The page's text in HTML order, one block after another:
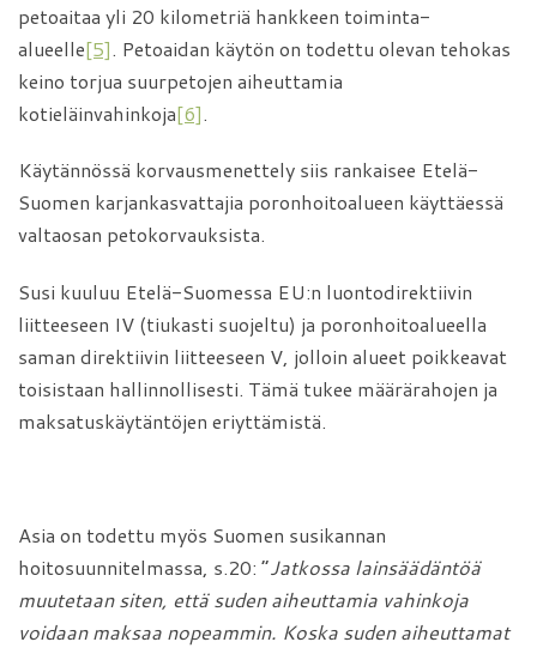
petoaitaa yli 20 kilometriä hankkeen toiminta-
alueelle[5]. Petoaidan käytön on todettu olevan tehokas
keino torjua suurpetojen aiheuttamia
kotieläinvahinkoja[6].
Käytännössä korvausmenettely siis rankaisee Etelä-
Suomen karjankasvattajia poronhoitoalueen käyttäessä
valtaosan petokorvauksista.
Susi kuuluu Etelä-Suomessa EU:n luontodirektiivin
liitteeseen IV (tiukasti suojeltu) ja poronhoitoalueella
saman direktiivin liitteeseen V, jolloin alueet poikkeavat
toisistaan hallinnollisesti. Tämä tukee määrärahojen ja
maksatuskäytäntöjen eriyttämistä.
Asia on todettu myös Suomen susikannan
hoitosuunnitelmassa, s.20: ”Jatkossa lainsäädäntöä
muutetaan siten, että suden aiheuttamia vahinkoja
voidaan maksaa nopeammin. Koska suden aiheuttamat